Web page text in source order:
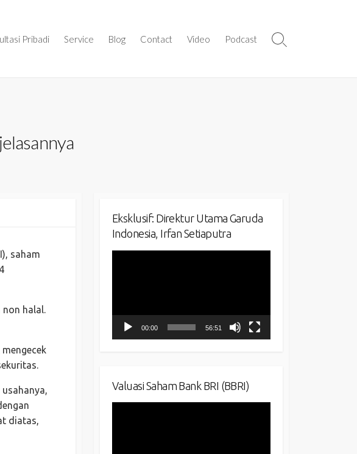
Pribadi Service Blog Contact Video Podcast
Search
saham
non halal.
diatas,
Eksklusif: Direktur Utama Garuda
Indonesia, Irfan Setiaputra
00:00 56:51
Valuasi Saham Bank BRI (BBRI)